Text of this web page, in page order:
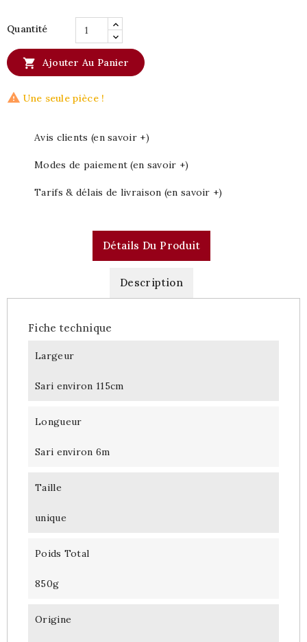
Quantité
 Ajouter Au Panier
 Une seule pièce !
Avis clients (en savoir +)
Modes de paiement (en savoir +)
Tarifs & délais de livraison (en savoir +)
Détails Du Produit
Description
Fiche technique
Largeur
Sari environ 115cm
Longueur
Sari environ 6m
Taille
unique
Poids Total
850g
Origine